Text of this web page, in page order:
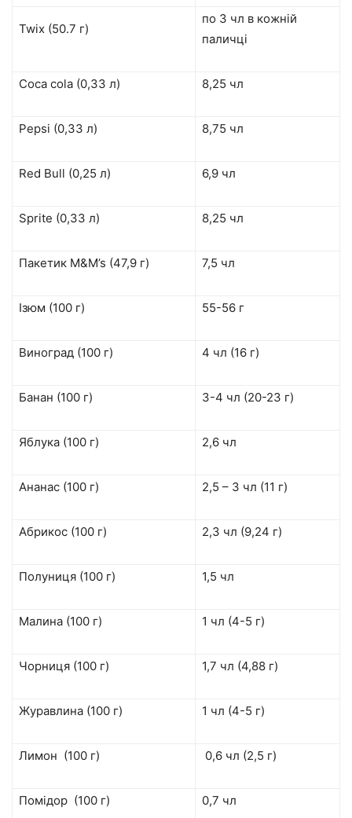
Twix (50.7 г)
по 3 чл в кожній
паличці
Coca cola (0,33 л) 8,25 чл
Pepsi (0,33 л) 8,75 чл
Red Bull (0,25 л) 6,9 чл
Sprite (0,33 л) 8,25 чл
Пакетик M&M’s (47,9 г) 7,5 чл
Ізюм (100 г) 55-56 г
Виноград (100 г) 4 чл (16 г)
Банан (100 г) 3-4 чл (20-23 г)
Яблука (100 г) 2,6 чл
Ананас (100 г) 2,5 – 3 чл (11 г)
Абрикос (100 г) 2,3 чл (9,24 г)
Полуниця (100 г) 1,5 чл
Малина (100 г) 1 чл (4-5 г)
Чорниця (100 г) 1,7 чл (4,88 г)
Журавлина (100 г) 1 чл (4-5 г)
Лимон (100 г) 0,6 чл (2,5 г)
Помідор (100 г) 0,7 чл